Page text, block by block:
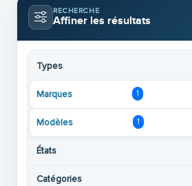
RECHERCHE
Affiner les résultats
Types
Marques 1
Modèles 1
États
Catégories